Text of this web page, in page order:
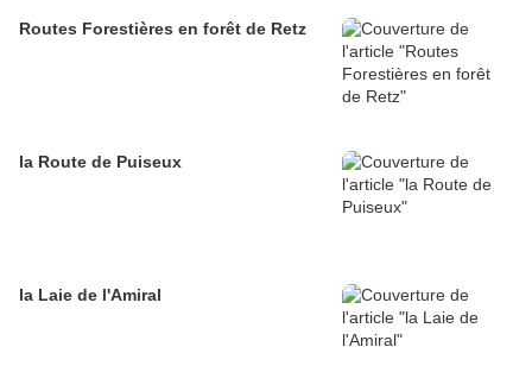
Routes Forestières en forêt de Retz
la Route de Puiseux
la Laie de l'Amiral